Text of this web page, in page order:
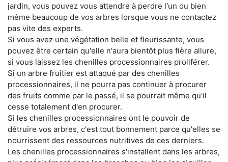
jardin, vous pouvez vous attendre à perdre l'un ou bien
même beaucoup de vos arbres lorsque vous ne contactez
pas vite des experts.
Si vous avez une végétation belle et fleurissante, vous
pouvez être certain qu'elle n'aura bientôt plus fière allure,
si vous laissez les chenilles processionnaires proliférer.
Si un arbre fruitier est attaqué par des chenilles
processionnaires, il ne pourra pas continuer à procurer
des fruits comme par le passé, il se pourrait même qu'il
cesse totalement d'en procurer.
Si les chenilles processionnaires ont le pouvoir de
détruire vos arbres, c'est tout bonnement parce qu'elles se
nourrissent des ressources nutritives de ces derniers.
Les chenilles processionnaires s'installent dans les arbres,